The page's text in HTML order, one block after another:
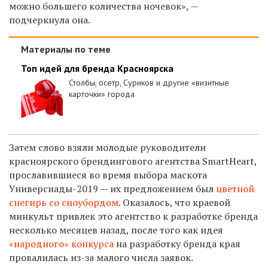
можно большего количества ночевок», —
подчеркнула она.
Материалы по теме
Топ идей для бренда Красноярска
Столбы, осетр, Суриков и другие «визитные
карточки» города
Затем слово взяли молодые руководители
красноярского брендингового агентства SmartHeart,
прославившиеся во время выбора маскота
Универсиады-2019 — их предложением был цветной
снегирь со сноубордом. Оказалось, что краевой
минкульт привлек это агентство к разработке бренда
несколько месяцев назад, после того как идея
«народного» конкурса на разработку бренда края
провалилась из-за малого числа заявок.